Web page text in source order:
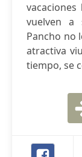
vuelven a
Pancho no
atractiva
tiempo, se